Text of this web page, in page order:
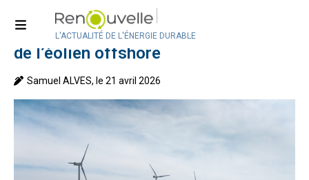
L'ACTUALITÉ DE L'ÉNERGIE DURABLE
La participation citoyenne évincée
de l’éolien offshore
Samuel ALVES, le 21 avril 2026